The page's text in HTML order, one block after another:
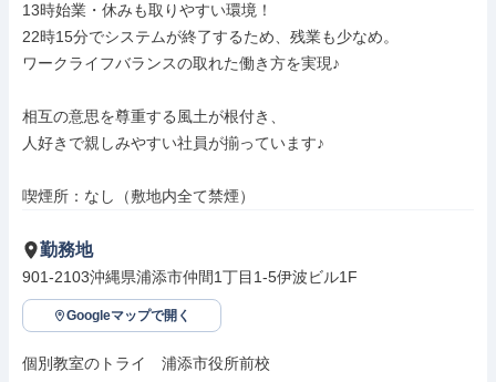
13時始業・休みも取りやすい環境！
22時15分でシステムが終了するため、残業も少なめ。
ワークライフバランスの取れた働き方を実現♪
相互の意思を尊重する風土が根付き、
人好きで親しみやすい社員が揃っています♪
喫煙所：なし（敷地内全て禁煙）
勤務地
901-2103沖縄県浦添市仲間1丁目1-5伊波ビル1F
Googleマップで開く
個別教室のトライ　浦添市役所前校